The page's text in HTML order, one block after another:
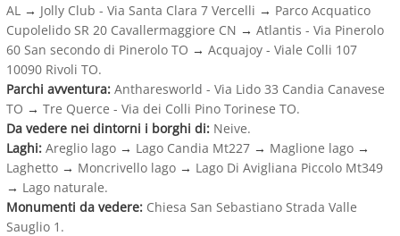
AL → Jolly Club - Via Santa Clara 7 Vercelli → Parco Acquatico
Cupolelido SR 20 Cavallermaggiore CN → Atlantis - Via Pinerolo
60 San secondo di Pinerolo TO → Acquajoy - Viale Colli 107
10090 Rivoli TO.
Parchi avventura: Antharesworld - Via Lido 33 Candia Canavese
TO → Tre Querce - Via dei Colli Pino Torinese TO.
Da vedere nei dintorni i borghi di: Neive.
Laghi: Areglio lago → Lago Candia Mt227 → Maglione lago →
Laghetto → Moncrivello lago → Lago Di Avigliana Piccolo Mt349
→ Lago naturale.
Monumenti da vedere: Chiesa San Sebastiano Strada Valle
Sauglio 1.